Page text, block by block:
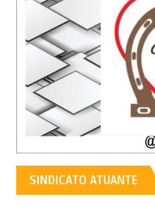
SINDICATO ATUANTE